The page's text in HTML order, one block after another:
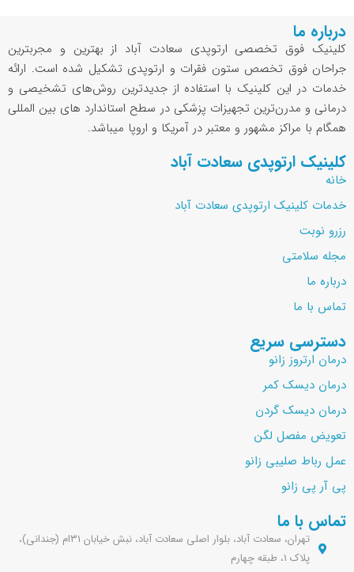
درباره ما
کلینیک فوق تخصصی ارتوپدی سعادت آباد از بهترین و مجربترین
جراحان فوق تخصص ستون فقرات و ارتوپدی تشکیل شده است. ارائه
خدمات در این کلینیک با استفاده از جدیدترین روش‌های تشخیصی و
درمانی و مدرن‌ترین تجهیزات پزشکی در سطح استاندارد های بین المللی
همگام با مراکز مشهور و معتبر در آمریکا و اروپا میباشد.
کلینیک ارتوپدی سعادت آباد
خانه
خدمات کلینیک ارتوپدی سعادت آباد
رزرو نوبت
مجله سلامتی
درباره ما
تماس با ما
دسترسی سریع
درمان ارتروز زانو
درمان دیسک کمر
درمان دیسک گردن
تعویض مفصل لگن
عمل رباط صلیبی زانو
پی آر پی زانو
تماس با ما
تهران، سعادت آباد، بلوار اصلی سعادت آباد، نبش خیابان ۳۱ام (جندانی)،
پلاک ۱، طبقه چهارم